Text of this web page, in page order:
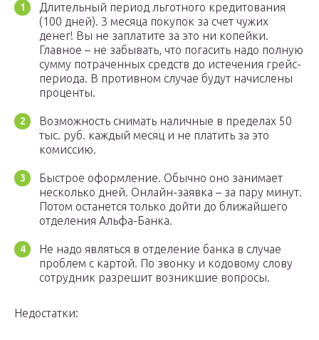
Длительный период льготного кредитования
(100 дней). 3 месяца покупок за счет чужих
денег! Вы не заплатите за это ни копейки.
Главное – не забывать, что погасить надо полную
сумму потраченных средств до истечения грейс-
периода. В противном случае будут начислены
проценты.
Возможность снимать наличные в пределах 50
тыс. руб. каждый месяц и не платить за это
комиссию.
Быстрое оформление. Обычно оно занимает
несколько дней. Онлайн-заявка – за пару минут.
Потом останется только дойти до ближайшего
отделения Альфа-Банка.
Не надо являться в отделение банка в случае
проблем с картой. По звонку и кодовому слову
сотрудник разрешит возникшие вопросы.
Недостатки: